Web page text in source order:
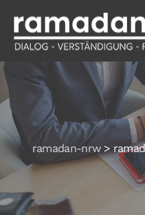
ramadan-nrw>